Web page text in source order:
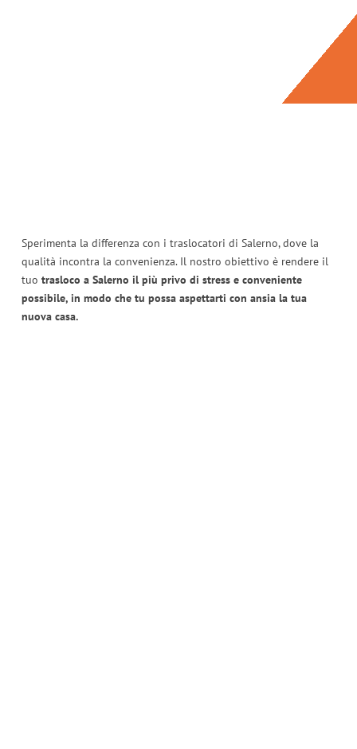
Sperimenta la differenza con i traslocatori di Salerno, dove la
qualità incontra la convenienza. Il nostro obiettivo è rendere il
tuo trasloco a Salerno il più privo di stress e conveniente
possibile, in modo che tu possa aspettarti con ansia la tua
nuova casa.